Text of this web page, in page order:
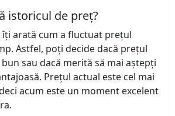
istoricul de preț?
arată cum a fluctuat prețul
Astfel, poți decide dacă prețul
sau dacă merită să mai aștepți
Prețul actual este cel mai
acum este un moment excelent